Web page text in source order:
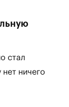
стал
ничего